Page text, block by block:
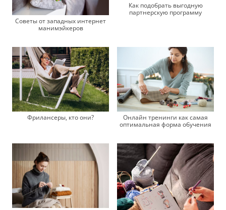
Советы от западных интернет
манимэйкеров
Как подобрать выгодную
партнерскую программу
Фрилансеры, кто они?
Онлайн тренинги как самая
оптимальная форма обучения